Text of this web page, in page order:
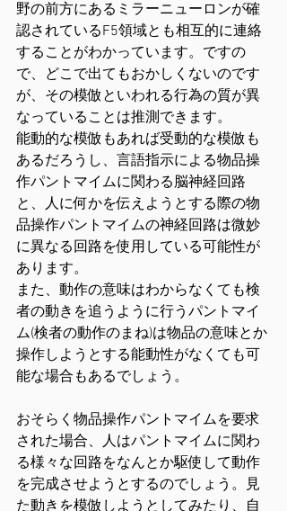
野の前方にあるミラーニューロンが確
認されているF5領域とも相互的に連絡
することがわかっています。ですの
で、どこで出てもおかしくないのです
が、その模倣といわれる行為の質が異
なっていることは推測できます。
能動的な模倣もあれば受動的な模倣も
あるだろうし、言語指示による物品操
作パントマイムに関わる脳神経回路
と、人に何かを伝えようとする際の物
品操作パントマイムの神経回路は微妙
に異なる回路を使用している可能性が
あります。
また、動作の意味はわからなくても検
者の動きを追うように行うパントマイ
ム(検者の動作のまね)は物品の意味とか
操作しようとする能動性がなくても可
能な場合もあるでしょう。
おそらく物品操作パントマイムを要求
された場合、人はパントマイムに関わ
る様々な回路をなんとか駆使して動作
を完成させようとするのでしょう。見
た動きを模倣しようとしてみたり、自